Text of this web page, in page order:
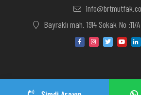
Bayraklı mah. 1914 Sokak No